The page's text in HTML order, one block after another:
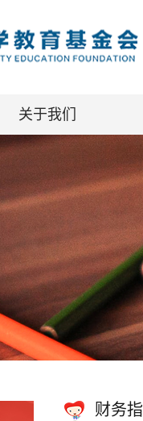
关于我们
财务